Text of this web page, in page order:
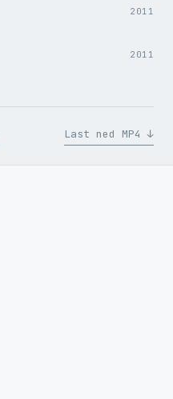
2011
0:47
2011
Last ned MP4 ↓